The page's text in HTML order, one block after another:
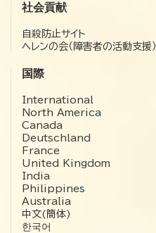
社会貢献
自殺防止サイト
ヘレンの会（障害者の活動支援）
国際
International
North America
Canada
Deutschland
France
United Kingdom
India
Philippines
Australia
中文(簡体)
한국어